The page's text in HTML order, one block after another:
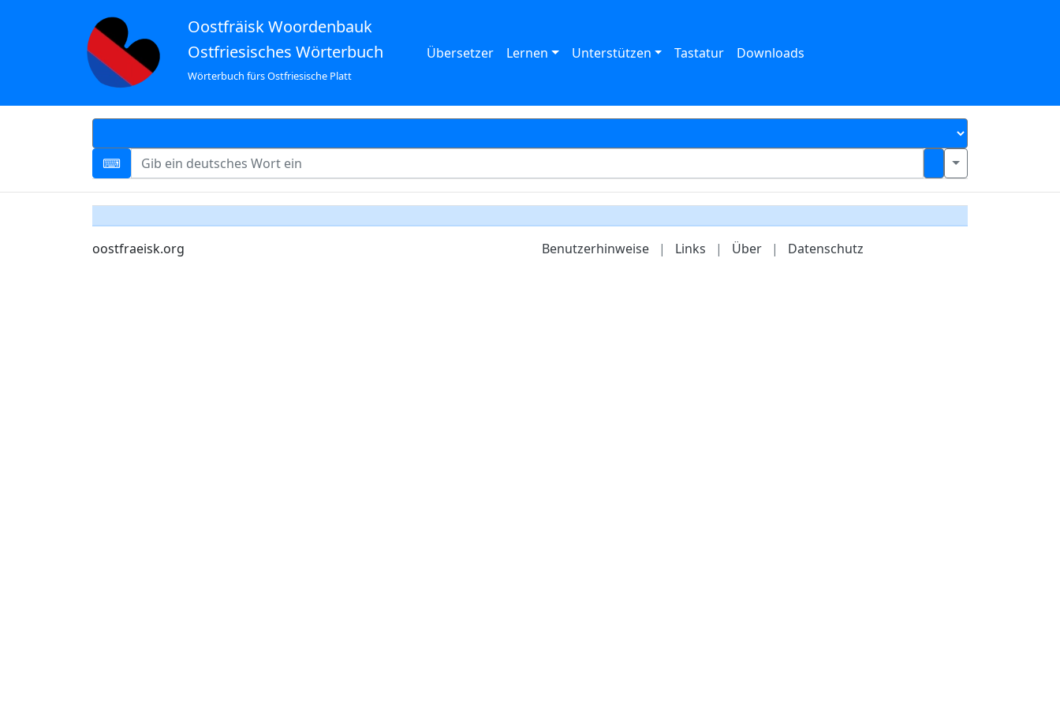
Oostfräisk Woordenbauk
Ostfriesisches Wörterbuch
Wörterbuch fürs Ostfriesische Platt
Übersetzer Lernen Unterstützen Tastatur Downloads
oostfraeisk.org Benutzerhinweise | Links | Über | Datenschutz